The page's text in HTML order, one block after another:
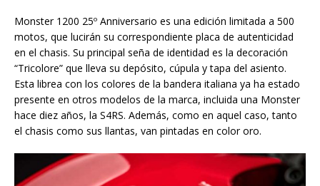
Monster 1200 25º Anniversario es una edición limitada a 500
motos, que lucirán su correspondiente placa de autenticidad
en el chasis. Su principal seña de identidad es la decoración
“Tricolore” que lleva su depósito, cúpula y tapa del asiento.
Esta librea con los colores de la bandera italiana ya ha estado
presente en otros modelos de la marca, incluida una Monster
hace diez años, la S4RS. Además, como en aquel caso, tanto
el chasis como sus llantas, van pintadas en color oro.